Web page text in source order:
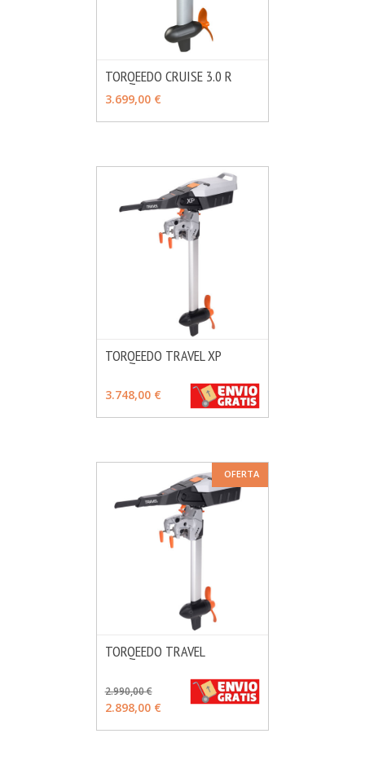
TORQEEDO CRUISE 3.0 R
3.699,00 €
TORQEEDO TRAVEL XP
3.748,00 €
OFERTA
TORQEEDO TRAVEL
2.990,00 €
2.898,00 €